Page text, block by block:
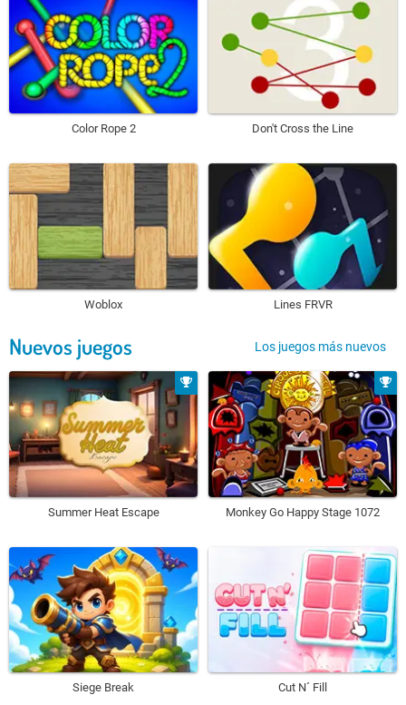
Color Rope 2 Don't Cross the Line
Woblox Lines FRVR
Nuevos juegos Los juegos más nuevos
Summer Heat Escape Monkey Go Happy Stage 1072
Siege Break Cut N´ Fill